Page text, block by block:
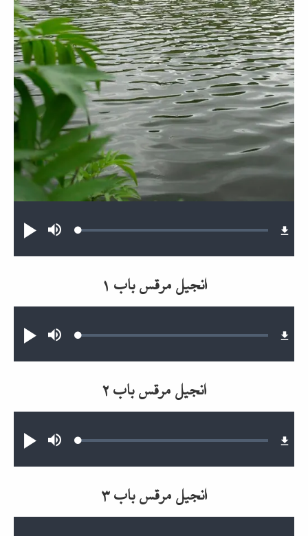
پخش MuteLoaded:
انجیل مرقس باب ۱
پخش MuteLoaded:
انجیل مرقس باب ۲
پخش MuteLoaded:
انجیل مرقس باب ۳